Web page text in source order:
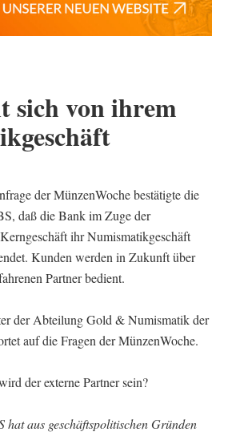
sich von ihrem
der MünzenWoche bestätigte die
daß die Bank im Zuge der
ihr Numismatikgeschäft
Kunden werden in Zukunft über
Partner bedient.
der Abteilung Gold & Numismatik der
auf die Fragen der MünzenWoche.
der externe Partner sein?
hat aus geschäftspolitischen Gründen